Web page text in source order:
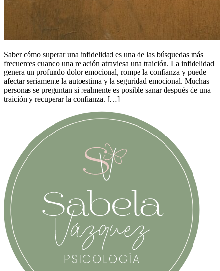
Saber cómo superar una infidelidad es una de las búsquedas más
frecuentes cuando una relación atraviesa una traición. La infidelidad
genera un profundo dolor emocional, rompe la confianza y puede
afectar seriamente la autoestima y la seguridad emocional. Muchas
personas se preguntan si realmente es posible sanar después de una
traición y recuperar la confianza. […]